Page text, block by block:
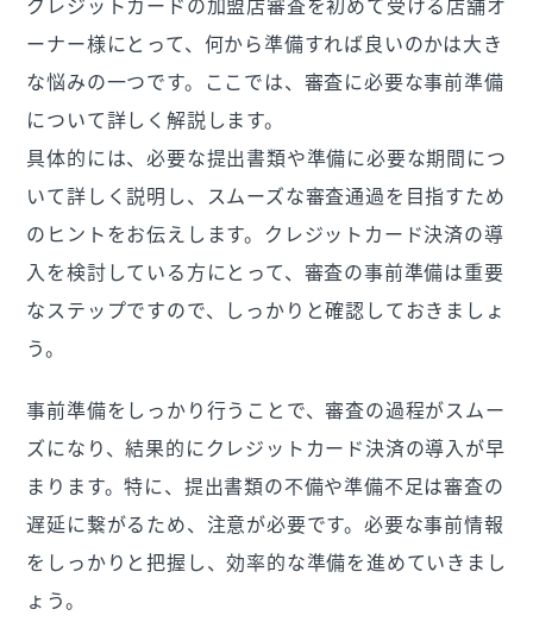
ーナー様にとって、何から準備すれば良いのかは大き
な悩みの一つです。ここでは、審査に必要な事前準備
について詳しく解説します。
具体的には、必要な提出書類や準備に必要な期間につ
いて詳しく説明し、スムーズな審査通過を目指すため
のヒントをお伝えします。クレジットカード決済の導
入を検討している方にとって、審査の事前準備は重要
なステップですので、しっかりと確認しておきましょ
う。
事前準備をしっかり行うことで、審査の過程がスムー
ズになり、結果的にクレジットカード決済の導入が早
まります。特に、提出書類の不備や準備不足は審査の
遅延に繋がるため、注意が必要です。必要な事前情報
をしっかりと把握し、効率的な準備を進めていきまし
ょう。